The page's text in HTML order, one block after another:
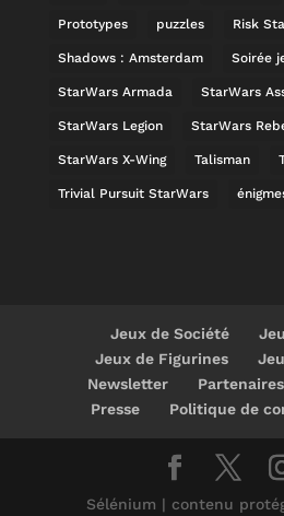
Prototypes puzzles Risk
Shadows : Amsterdam Soirée
StarWars Armada StarWars
StarWars Legion StarWars
StarWars X-Wing Talisman
Trivial Pursuit StarWars
Jeux de Société
Jeux de Figurines
Newsletter
Partenaires
Presse
Politique de
Sélénium | contenu